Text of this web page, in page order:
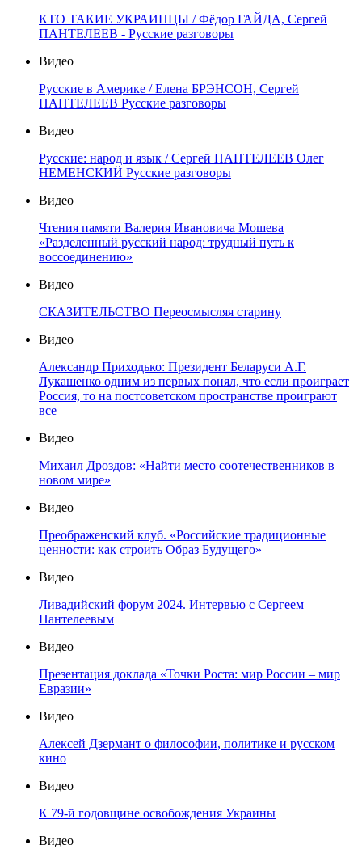
КТО ТАКИЕ УКРАИНЦЫ / Фёдор ГАЙДА, Сергей
ПАНТЕЛЕЕВ - Русские разговоры
Видео
Русские в Америке / Елена БРЭНСОН, Сергей
ПАНТЕЛЕЕВ Русские разговоры
Видео
Русские: народ и язык / Сергей ПАНТЕЛЕЕВ Олег
НЕМЕНСКИЙ Русские разговоры
Видео
Чтения памяти Валерия Ивановича Мошева
«Разделенный русский народ: трудный путь к
воссоединению»
Видео
СКАЗИТЕЛЬСТВО Переосмысляя старину
Видео
Александр Приходько: Президент Беларуси А.Г.
Лукашенко одним из первых понял, что если проиграет
Россия, то на постсоветском пространстве проиграют
все
Видео
Михаил Дроздов: «Найти место соотечественников в
новом мире»
Видео
Преображенский клуб. «Российские традиционные
ценности: как строить Образ Будущего»
Видео
Ливадийский форум 2024. Интервью с Сергеем
Пантелеевым
Видео
Презентация доклада «Точки Роста: мир России – мир
Евразии»
Видео
Алексей Дзермант о философии, политике и русском
кино
Видео
К 79-й годовщине освобождения Украины
Видео